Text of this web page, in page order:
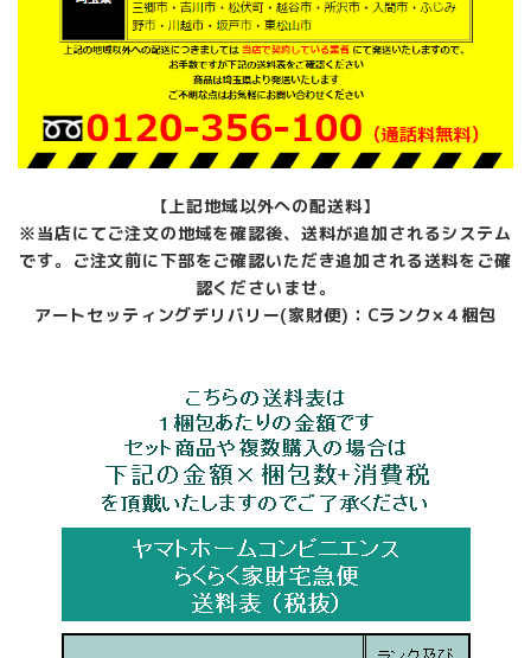
【上記地域以外への配送料】
※当店にてご注文の地域を確認後、送料が追加されるシステム
です。ご注文前に下部をご確認いただき追加される送料をご確
認くださいませ。
アートセッティングデリバリー(家財便)：Cランク×４梱包